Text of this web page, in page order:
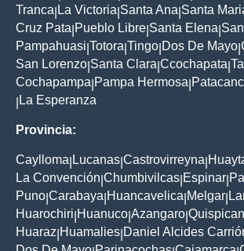
Tranca La Victoria Santa Ana Santa
Cruz Pata Pueblo Libre Santa Elena
Pampahuasi Totora Tingo Dos De Mayo
San Lorenzo Santa Clara Ccochapata
Cochapampa Pampa Hermosa
La Esperanza
Provincia:
Caylloma Lucanas Castrovirreyna
La Convención Chumbivilcas Espinar
Puno Carabaya Huancavelica Melgar
Huarochiri Huanuco Azangaro
Huaraz Huamalies Daniel Alcides